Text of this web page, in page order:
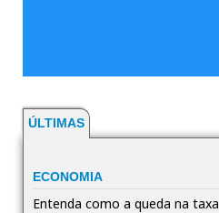
ÚLTIMAS
ECONOMIA
Entenda como a queda na taxa